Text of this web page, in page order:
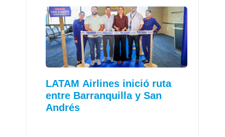
LATAM Airlines inició ruta
entre Barranquilla y San
Andrés